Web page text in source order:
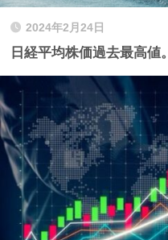
2024年2月24日
日経平均株価過去最高値。